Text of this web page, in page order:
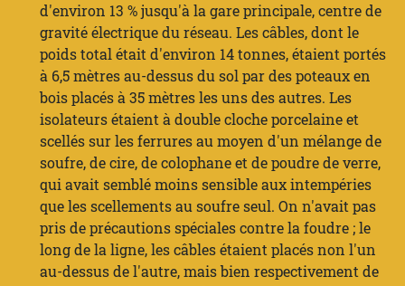
d'environ 13 % jusqu'à la gare principale, centre de
gravité électrique du réseau. Les câbles, dont le
poids total était d'environ 14 tonnes, étaient portés
à 6,5 mètres au-dessus du sol par des poteaux en
bois placés à 35 mètres les uns des autres. Les
isolateurs étaient à double cloche porcelaine et
scellés sur les ferrures au moyen d'un mélange de
soufre, de cire, de colophane et de poudre de verre,
qui avait semblé moins sensible aux intempéries
que les scellements au soufre seul. On n'avait pas
pris de précautions spéciales contre la foudre ; le
long de la ligne, les câbles étaient placés non l'un
au-dessus de l'autre, mais bien respectivement de